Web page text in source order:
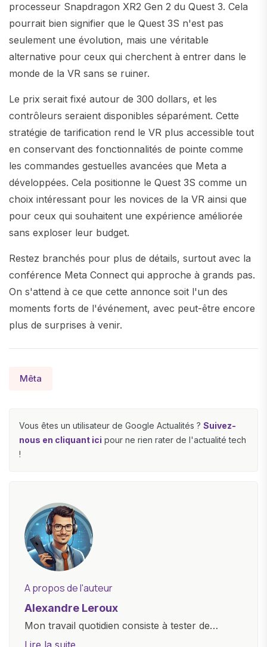
processeur Snapdragon XR2 Gen 2 du Quest 3. Cela
pourrait bien signifier que le Quest 3S n'est pas
seulement une évolution, mais une véritable
alternative pour ceux qui cherchent à entrer dans le
monde de la VR sans se ruiner.
Le prix serait fixé autour de 300 dollars, et les
contrôleurs seraient disponibles séparément. Cette
stratégie de tarification rend le VR plus accessible tout
en conservant des fonctionnalités de pointe comme
les commandes gestuelles avancées que Meta a
développées. Cela positionne le Quest 3S comme un
choix intéressant pour les novices de la VR ainsi que
pour ceux qui souhaitent une expérience améliorée
sans exploser leur budget.
Restez branchés pour plus de détails, surtout avec la
conférence Meta Connect qui approche à grands pas.
On s'attend à ce que cette annonce soit l'un des
moments forts de l'événement, avec peut-être encore
plus de surprises à venir.
Mêta
Vous êtes un utilisateur de Google Actualités ? Suivez-
nous en cliquant ici pour ne rien rater de l'actualité tech
!
A propos de l'auteur
Alexandre Leroux
Mon travail quotidien consiste à tester de
nouveaux appareils, à rédiger des critiques
Lire la suite